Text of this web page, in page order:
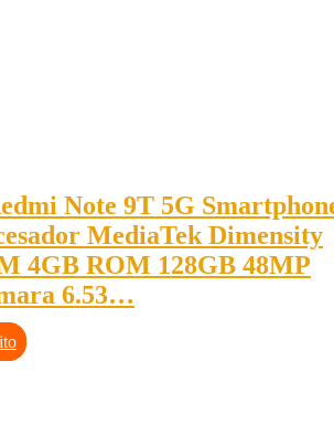
Note 9T 5G
MediaTek Dimensity
4GB ROM 128GB 48MP
6.53…